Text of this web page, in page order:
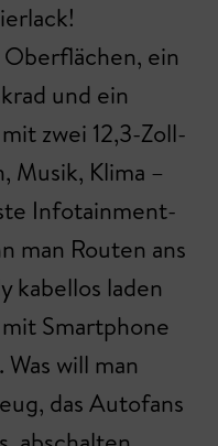
ein
und ein
zwei 12,3-Zoll-
Musik, Klima –
Infotainment-
man Routen ans
kabellos laden
Smartphone
will man
das Autofans